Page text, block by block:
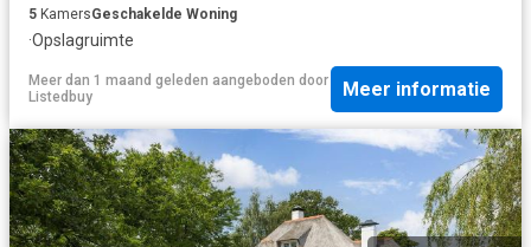
5 KamersGeschakelde Woning
·Opslagruimte
Meer dan 1 maand geleden aangeboden door
Listedbuy
Meer informatie